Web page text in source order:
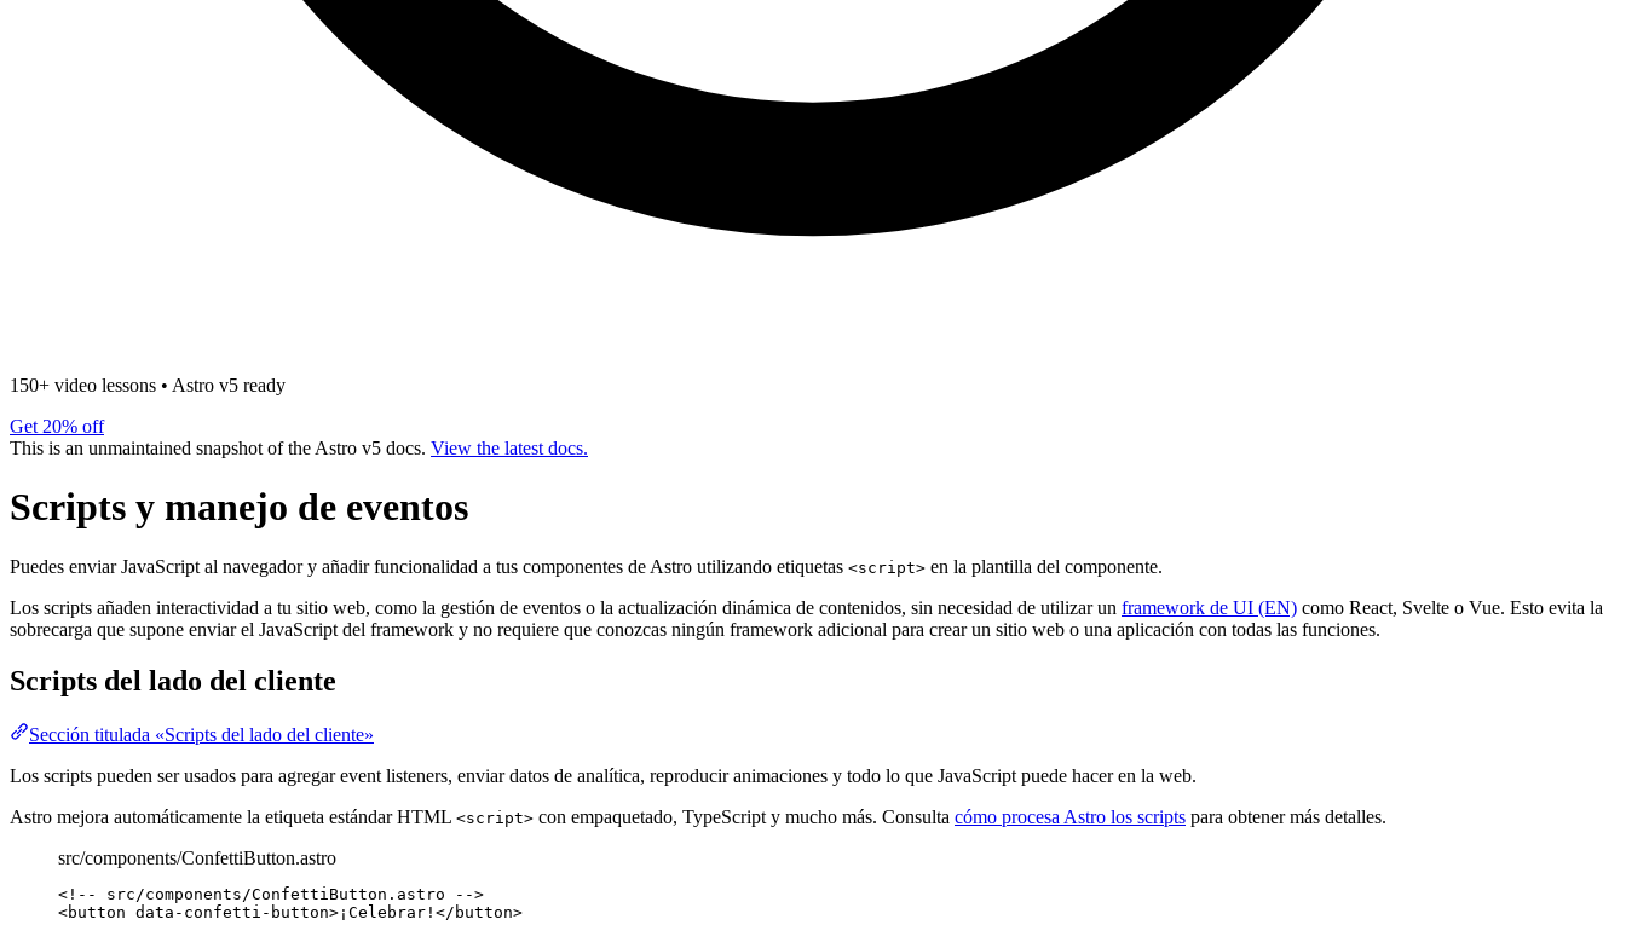
150+ video lessons • Astro v5 ready
Get 20% off
This is an unmaintained snapshot of the Astro v5 docs. View the latest docs.
Scripts y manejo de eventos
Puedes enviar JavaScript al navegador y añadir funcionalidad a tus componentes de Astro utilizando etiquetas <script> en la plantilla del componente.
Los scripts añaden interactividad a tu sitio web, como la gestión de eventos o la actualización dinámica de contenidos, sin necesidad de utilizar un framework de UI (EN) como React, Svelte o Vue. Esto evita la
sobrecarga que supone enviar el JavaScript del framework y no requiere que conozcas ningún framework adicional para crear un sitio web o una aplicación con todas las funciones.
Scripts del lado del cliente
Sección titulada «Scripts del lado del cliente»
Los scripts pueden ser usados para agregar event listeners, enviar datos de analítica, reproducir animaciones y todo lo que JavaScript puede hacer en la web.
Astro mejora automáticamente la etiqueta estándar HTML <script> con empaquetado, TypeScript y mucho más. Consulta cómo procesa Astro los scripts para obtener más detalles.
src/components/ConfettiButton.astro
<!-- src/components/ConfettiButton.astro -->
<button data-confetti-button> ¡Celebrar! </ button>